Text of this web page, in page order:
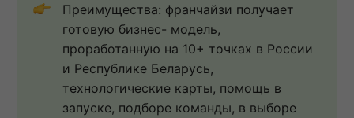
Преимущества: франчайзи получает
готовую бизнес- модель,
проработанную на 10+ точках в России
и Республике Беларусь,
технологические карты, помощь в
запуске, подборе команды, в выборе